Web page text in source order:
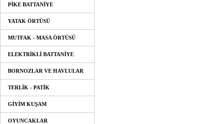
PİKE BATTANİYE
YATAK ÖRTÜSÜ
MUTFAK - MASA ÖRTÜSÜ
ELEKTRİKLİ BATTANİYE
BORNOZLAR VE HAVLULAR
TERLİK - PATİK
GİYİM KUŞAM
OYUNCAKLAR